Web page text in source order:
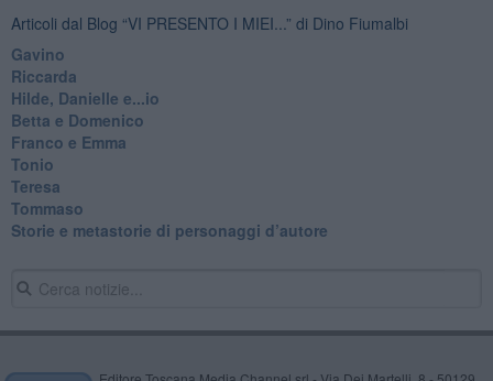
Articoli dal Blog “VI PRESENTO I MIEI...” di Dino Fiumalbi
Gavino
Riccarda
Hilde, Danielle e...io
Betta e Domenico
​Franco e Emma
Tonio
Teresa
Tommaso
​Storie e metastorie di personaggi d’autore